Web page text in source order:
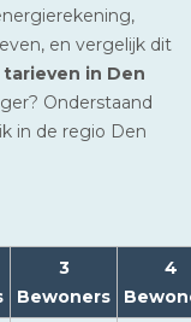
en vergelijk dit
in Den
Onderstaand
in de regio Den
3
Bewoners
4